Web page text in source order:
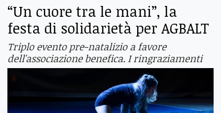
“Un cuore tra le mani”, la
festa di solidarietà per AGBALT
Triplo evento pre-natalizio a favore
dell'associazione benefica. I ringraziamenti